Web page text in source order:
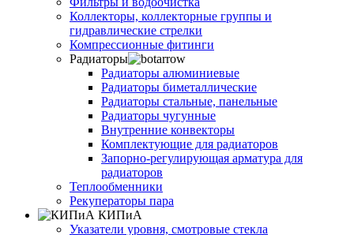
Коллекторы, коллекторные группы и
гидравлические стрелки
Компрессионные фитинги
Радиаторы
Радиаторы алюминиевые
Радиаторы биметаллические
Радиаторы стальные, панельные
Радиаторы чугунные
Внутренние конвекторы
Комплектующие для радиаторов
Запорно-регулирующая арматура для
радиаторов
Теплообменники
Рекуператоры пара
КИПиА
Указатели уровня, смотровые стекла